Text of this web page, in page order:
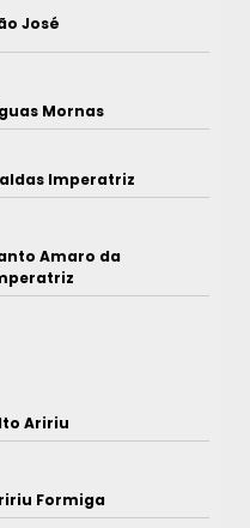
José
Mornas
Imperatriz
Amaro da
Aririu
Formiga